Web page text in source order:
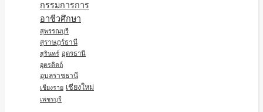
กรรมการการ
อาชีวศึกษา
สุพรรณบุรี
สุราษฎร์ธานี
สุรินทร์ อุดรธานี
อุตรดิตถ์
อุบลราชธานี
เชียงราย เชียงใหม่
เพชรบุรี